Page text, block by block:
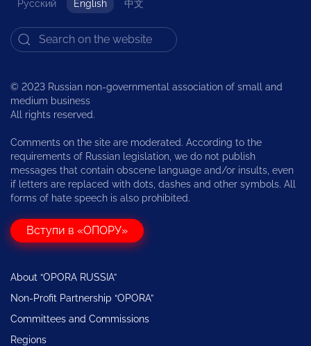
Русский English 中文
© 2023 Russian non-governmental association of small and
medium business
All rights reserved.
Comments on the site are moderated. According to the
requirements of Russian legislation, we do not publish
messages that contain obscene language and/or insults, even
if letters are replaced with dots, dashes and other symbols. All
forms of hate speech is also prohibited.
Вступи в «ОПОРУ»
About “OPORA RUSSIA”
Non-Profit Partnership “OPORA”
Committees and Commissions
Regions